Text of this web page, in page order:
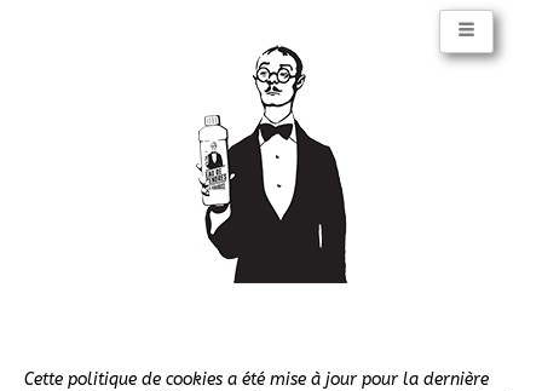
Cette politique de cookies a été mise à jour pour la dernière